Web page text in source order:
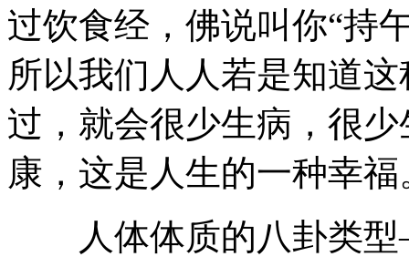
过饮食经，佛说叫你“持
所以我们人人若是知道
过，就会很少生病，很
康，这是人生的一种幸福
人体体质的八卦类